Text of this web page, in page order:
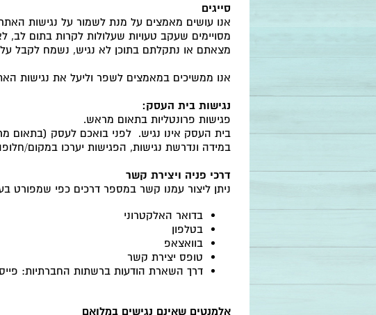
סייגים
אנו עושים מאמצים על מנת לשמור על נגישות
מסויימים שעקב טעויות שעלולות לקרות בתום לב,
מצאתם או נתקלתם בתוכן לא נגיש, נשמח לקבל
אנו ממשיכים במאמצים לשפר וליעל את נגישות
נגישות בית העסק:
פגישות פרונטליות בתאום מראש.
בית העסק אינו נגיש. לפני בואכם לעסק (בתאום
במידה ונדרשת נגישות, הפגישות יערכו במקום/
דרכי פניה ויצירת קשר
ניתן ליצור עמנו קשר במספר דרכים כפי שמפורט
בדואר האלקטרוני
בטלפון
בוואצאפ
טופס יצירת קשר
דרך השארת הודעות ברשתות החברתיות:
אלמנטים שאינם נגישים במלואם